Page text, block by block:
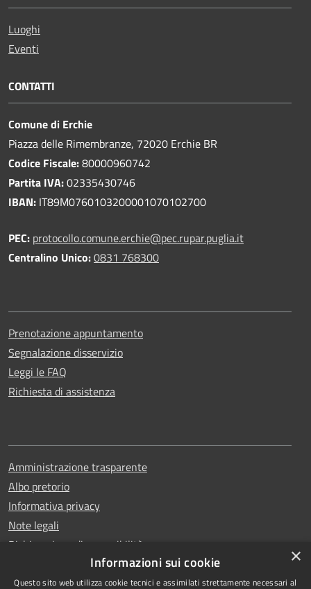
Luoghi
Eventi
CONTATTI
Comune di Erchie
Piazza delle Rimembranze, 72020 Erchie BR
Codice Fiscale:80000960742
Partita IVA:02335430746
IBAN: IT89M0760103200001070102700
PEC: protocollo.comune.erchie@pec.rupar.puglia.it
Centralino Unico:0831 768300
Prenotazione appuntamento
Segnalazione disservizio
Leggi le FAQ
Richiesta di assistenza
Amministrazione trasparente
Albo pretorio
Informativa privacy
Note legali
Dichiarazione di accessibilità
×
Informazioni sui cookie
Questo sito web utilizza cookie tecnici e assimilati strettamente necessari al